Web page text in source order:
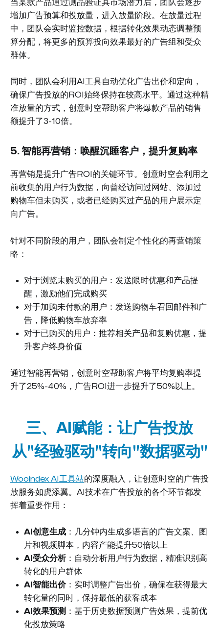
当某款产品通过测品验证其市场潜力后，团队会逐步
增加广告预算和投放量，进入放量阶段。在放量过程
中，团队会实时监控数据，根据转化效果动态调整预
算分配，将更多的预算投向效果最好的广告组和受众
群体。
同时，团队会利用AI工具自动优化广告出价和定向，
确保广告投放的ROI始终保持在较高水平。通过这种精
准放量的方式，创意时空帮助客户将爆款产品的销售
额提升了3-10倍。
5. 智能再营销：唤醒沉睡客户，提升复购率
再营销是提升广告ROI的关键环节。创意时空会利用之
前收集的用户行为数据，向曾经访问过网站、添加过
购物车但未购买，或者已经购买过产品的用户展示定
向广告。
针对不同阶段的用户，团队会制定个性化的再营销策
略：
对于浏览未购买的用户：发送限时优惠和产品提
醒，激励他们完成购买
对于加购未付款的用户：发送购物车召回邮件和广
告，降低购物车放弃率
对于已购买的用户：推荐相关产品和复购优惠，提
升客户终身价值
通过智能再营销，创意时空帮助客户将平均复购率提
升了25%-40%，广告ROI进一步提升了50%以上。
三、AI赋能：让广告投放
从"经验驱动"转向"数据驱动"
Wooindex AI工具站的深度融入，让创意时空的广告投
放服务如虎添翼。AI技术在广告投放的各个环节都发
挥着重要作用：
AI创意生成：几分钟内生成多语言的广告文案、图
片和视频脚本，内容产能提升50倍以上
AI受众分析：自动分析用户行为数据，精准识别高
转化的用户群体
AI智能出价：实时调整广告出价，确保在获得最大
转化量的同时，保持最低的获客成本
AI效果预测 ：基于历史数据预测广告效果，提前优
化投放策略